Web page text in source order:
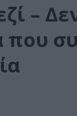
–
που